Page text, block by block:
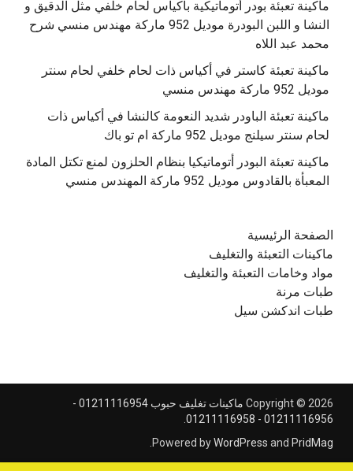
ماكينة تعبئة بودر أتوماتيكية بأكياس لحام خلفي مثل الدقيق و
النشا و اللبن البودرة موديل 952 ماركة مهندس منسي شرح
محمد عبد اللاه
‫ماكينة تعبئة كاستر في أكياس ذات لحام خلفي لحام سنتر
موديل 952 ماركة مهندس منسي
‫ماكينة تعبئة الباودر شديد النعومة كالنشا في أكياس ذات
‫ماكينة تعبئة البودر أتوماتيكيا بنظام الحلزون لمنع تكتل المادة
الصفحة الرئيسية
ماكينات التعبئة والتغليف
مواد وخامات التعبئة والتغليف
طبات مرنة
طبات اندكشن سيل
Copyright © 2026
ماكينات تغليف حبوب 01211116954 -
01211116956 - 01211116958
.
Powered byWordPress and PridMag
.